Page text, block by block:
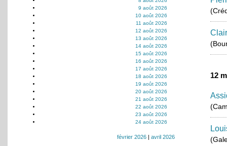
9 août 2026
10 août 2026
11 août 2026
12 août 2026
13 août 2026
14 août 2026
15 août 2026
16 août 2026
17 août 2026
18 août 2026
19 août 2026
20 août 2026
21 août 2026
22 août 2026
23 août 2026
24 août 2026
février 2026 | avril 2026
12